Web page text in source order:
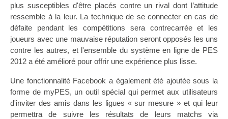
plus susceptibles d'être placés contre un rival dont l’attitude
ressemble à la leur. La technique de se connecter en cas de
défaite pendant les compétitions sera contrecarrée et les
joueurs avec une mauvaise réputation seront opposés les uns
contre les autres, et l'ensemble du système en ligne de PES
2012 a été amélioré pour offrir une expérience plus lisse.
Une fonctionnalité Facebook a également été ajoutée sous la
forme de myPES, un outil spécial qui permet aux utilisateurs
d'inviter des amis dans les ligues « sur mesure » et qui leur
permettra de suivre les résultats de leurs matchs via